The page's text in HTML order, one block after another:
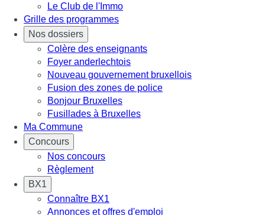
Le Club de l'Immo
Grille des programmes
Nos dossiers
Colère des enseignants
Foyer anderlechtois
Nouveau gouvernement bruxellois
Fusion des zones de police
Bonjour Bruxelles
Fusillades à Bruxelles
Ma Commune
Concours
Nos concours
Règlement
BX1
Connaître BX1
Annonces et offres d'emploi